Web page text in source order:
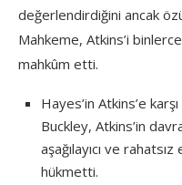
değerlendirdiğini ancak
Mahkeme, Atkins’i
mahkûm etti.
Hayes’in Atkins’e
Buckley, Atkins’in
aşağılayıcı ve
hükmetti.